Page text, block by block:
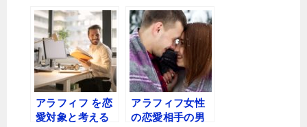
を探る〜結婚し
たいアラフィフ
必見！
るにはどうすれ
ばいい？その２
アラフィフ を恋
愛対象と考える
アラフィフ女性
の恋愛相手の男